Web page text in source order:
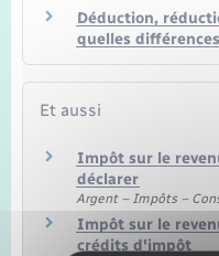
Déduction,
quelles
Et aussi
Impôt sur le
déclarer
Argent – Impôts –
Impôt sur le
crédits d'impôt